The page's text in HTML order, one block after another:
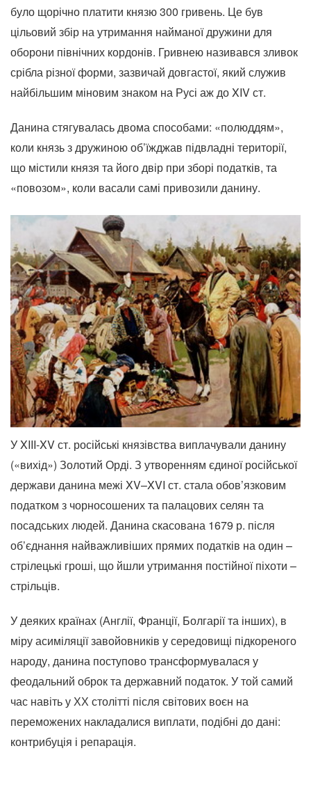
було щорічно платити князю 300 гривень. Це був
цільовий збір на утримання найманої дружини для
оборони північних кордонів. Гривнею називався зливок
срібла різної форми, зазвичай довгастої, який служив
найбільшим міновим знаком на Русі аж до XIV ст.
Данина стягувалась двома способами: «полюддям»,
коли князь з дружиною об’їжджав підвладні території,
що містили князя та його двір при зборі податків, та
«повозом», коли васали самі привозили данину.
У XIII-XV ст. російські князівства виплачували данину
(«вихід») Золотий Орді. З утворенням єдиної російської
держави данина межі XV–XVI ст. стала обов’язковим
податком з чорносошених та палацових селян та
посадських людей. Данина скасована 1679 р. після
об’єднання найважливіших прямих податків на один –
стрілецькі гроші, що йшли утримання постійної піхоти –
стрільців.
У деяких країнах (Англії, Франції, Болгарії та інших), в
міру асиміляції завойовників у середовищі підкореного
народу, данина поступово трансформувалася у
феодальний оброк та державний податок. У той самий
час навіть у ХХ столітті після світових воєн на
переможених накладалися виплати, подібні до дані:
контрибуція і репарація.